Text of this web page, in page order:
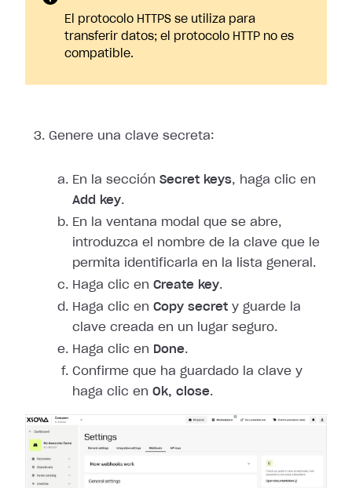
El protocolo HTTPS se utiliza para
transferir datos; el protocolo HTTP no es
compatible.
Genere una clave secreta:
En la sección Secret keys, haga clic en
Add key.
En la ventana modal que se abre,
introduzca el nombre de la clave que le
permita identificarla en la lista general.
Haga clic en Create key.
Haga clic en Copy secret y guarde la
clave creada en un lugar seguro.
Haga clic en Done.
Confirme que ha guardado la clave y
haga clic en Ok, close.